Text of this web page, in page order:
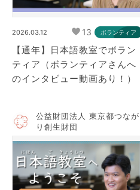
2026.03.12 13 ボランティア
【通年】日本語教室でボラン
ティア（ボランティアさんへ
のインタビュー動画あり！）
公益財団法人 東京都つなが
り創生財団